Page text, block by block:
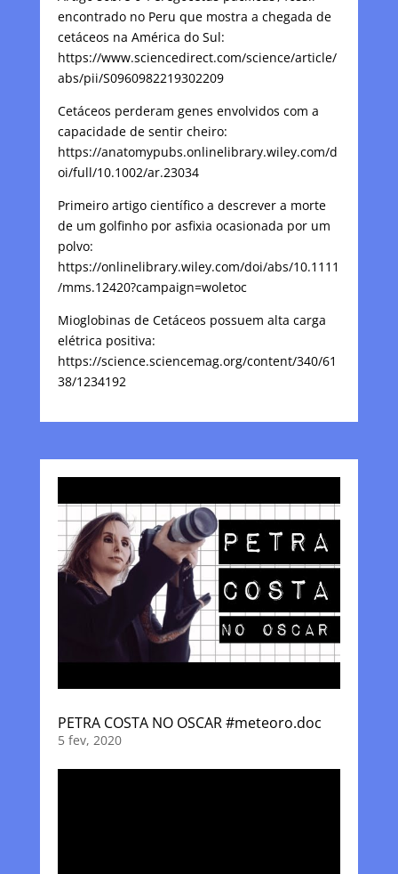
encontrado no Peru que mostra a chegada de
cetáceos na América do Sul:
https://www.sciencedirect.com/science/article/
abs/pii/S0960982219302209
Cetáceos perderam genes envolvidos com a
capacidade de sentir cheiro:
https://anatomypubs.onlinelibrary.wiley.com/d
oi/full/10.1002/ar.23034
Primeiro artigo científico a descrever a morte
de um golfinho por asfixia ocasionada por um
polvo:
https://onlinelibrary.wiley.com/doi/abs/10.1111
/mms.12420?campaign=woletoc
Mioglobinas de Cetáceos possuem alta carga
elétrica positiva:
https://science.sciencemag.org/content/340/61
38/1234192
PETRA COSTA NO OSCAR #meteoro.doc
5 fev, 2020